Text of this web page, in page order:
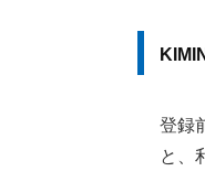
登録
と、